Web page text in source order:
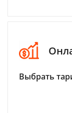
Выбрать